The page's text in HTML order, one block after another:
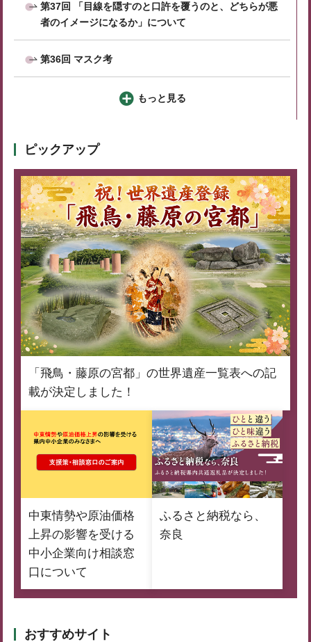
第37回 「目線を隠すのと口許を覆うのと、どちらが悪
者のイメージになるか」について
第36回 マスク考
もっと見る
ピックアップ
「飛鳥・藤原の宮都」の世界遺産一覧表への記
載が決定しました！
中東情勢や原油価格
上昇の影響を受ける
中小企業向け相談窓
口について
ふるさと納税なら、
奈良
おすすめサイト